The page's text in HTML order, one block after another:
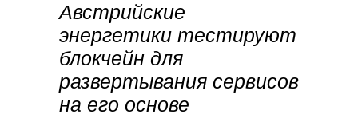
Австрийские
энергетики тестируют
блокчейн для
развертывания сервисов
на его основе